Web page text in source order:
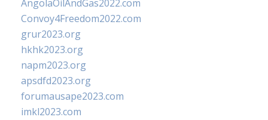
AngolaOilAndGas2022.com
Convoy4Freedom2022.com
grur2023.org
hkhk2023.org
napm2023.org
apsdfd2023.org
forumausape2023.com
imkl2023.com